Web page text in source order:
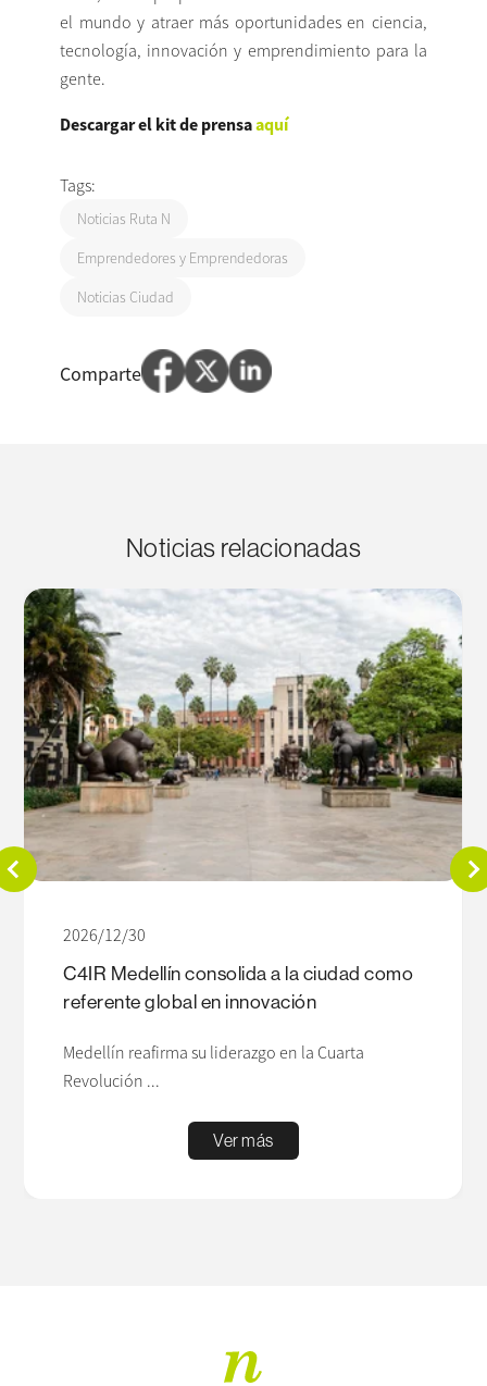
el mundo y atraer más oportunidades en ciencia,
tecnología, innovación y emprendimiento para la
gente.
Descargar el kit de prensaaquí
Tags:
Noticias Ruta N
Emprendedores y Emprendedoras
Noticias Ciudad
Comparte
Noticias relacionadas
2026/12/30
C4IR Medellín consolida a la ciudad como
referente global en innovación
Medellín reafirma su liderazgo en la Cuarta
Revolución ...
Ver más